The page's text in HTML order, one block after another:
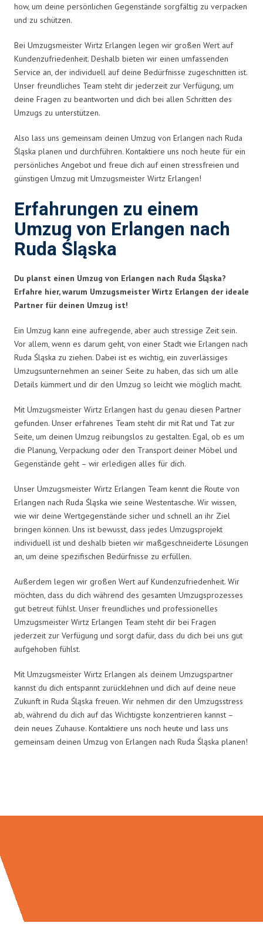
how, um deine persönlichen Gegenstände sorgfältig zu verpacken
und zu schützen.
Bei Umzugsmeister Wirtz Erlangen legen wir großen Wert auf
Kundenzufriedenheit. Deshalb bieten wir einen umfassenden
Service an, der individuell auf deine Bedürfnisse zugeschnitten ist.
Unser freundliches Team steht dir jederzeit zur Verfügung, um
deine Fragen zu beantworten und dich bei allen Schritten des
Umzugs zu unterstützen.
Also lass uns gemeinsam deinen Umzug von Erlangen nach Ruda
Śląska planen und durchführen. Kontaktiere uns noch heute für ein
persönliches Angebot und freue dich auf einen stressfreien und
günstigen Umzug mit Umzugsmeister Wirtz Erlangen!
Erfahrungen zu einem
Umzug von Erlangen nach
Ruda Śląska
Du planst einen Umzug von Erlangen nach Ruda Śląska?
Erfahre hier, warum Umzugsmeister Wirtz Erlangen der ideale
Partner für deinen Umzug ist!
Ein Umzug kann eine aufregende, aber auch stressige Zeit sein.
Vor allem, wenn es darum geht, von einer Stadt wie Erlangen nach
Ruda Śląska zu ziehen. Dabei ist es wichtig, ein zuverlässiges
Umzugsunternehmen an seiner Seite zu haben, das sich um alle
Details kümmert und dir den Umzug so leicht wie möglich macht.
Mit Umzugsmeister Wirtz Erlangen hast du genau diesen Partner
gefunden. Unser erfahrenes Team steht dir mit Rat und Tat zur
Seite, um deinen Umzug reibungslos zu gestalten. Egal, ob es um
die Planung, Verpackung oder den Transport deiner Möbel und
Gegenstände geht – wir erledigen alles für dich.
Unser Umzugsmeister Wirtz Erlangen Team kennt die Route von
Erlangen nach Ruda Śląska wie seine Westentasche. Wir wissen,
wie wir deine Wertgegenstände sicher und schnell an ihr Ziel
bringen können. Uns ist bewusst, dass jedes Umzugsprojekt
individuell ist und deshalb bieten wir maßgeschneiderte Lösungen
an, um deine spezifischen Bedürfnisse zu erfüllen.
Außerdem legen wir großen Wert auf Kundenzufriedenheit. Wir
möchten, dass du dich während des gesamten Umzugsprozesses
gut betreut fühlst. Unser freundliches und professionelles
Umzugsmeister Wirtz Erlangen Team steht dir bei Fragen
jederzeit zur Verfügung und sorgt dafür, dass du dich bei uns gut
aufgehoben fühlst.
Mit Umzugsmeister Wirtz Erlangen als deinem Umzugspartner
kannst du dich entspannt zurücklehnen und dich auf deine neue
Zukunft in Ruda Śląska freuen. Wir nehmen dir den Umzugsstress
ab, während du dich auf das Wichtigste konzentrieren kannst –
dein neues Zuhause. Kontaktiere uns noch heute und lass uns
gemeinsam deinen Umzug von Erlangen nach Ruda Śląska planen!